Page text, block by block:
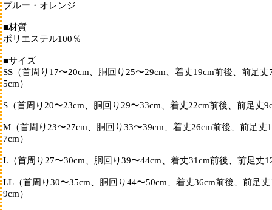
ブルー・オレンジ
■材質
ポリエステル100％
■サイズ
SS（首周り17〜20cm、胴回り25〜29cm、着丈19cm前後、前足
5cm）
S（首周り20〜23cm、胴回り29〜33cm、着丈22cm前後、前足丈
M（首周り23〜27cm、胴回り33〜39cm、着丈26cm前後、前足丈
7cm）
L（首周り27〜30cm、胴回り39〜44cm、着丈31cm前後、前足丈
LL（首周り30〜35cm、胴回り44〜50cm、着丈36cm前後、前足
9cm）